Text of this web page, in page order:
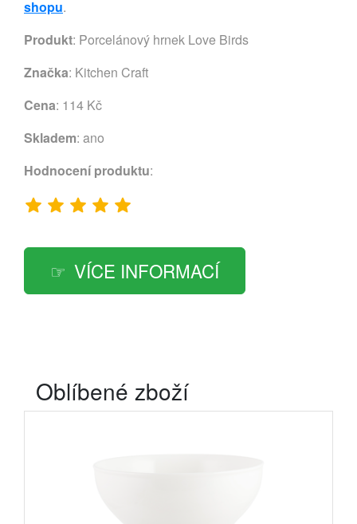
shopu.
Produkt: Porcelánový hrnek Love Birds
Značka: Kitchen Craft
Cena: 114 Kč
Skladem: ano
Hodnocení produktu:
VÍCE INFORMACÍ
Oblíbené zboží